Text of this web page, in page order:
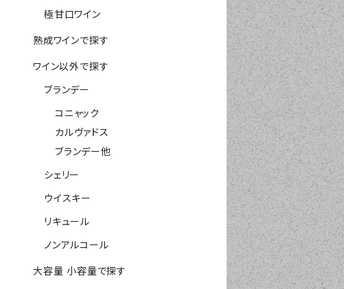
極甘口ワイン
熟成ワインで探す
ワイン以外で探す
ブランデー
コニャック
カルヴァドス
ブランデー他
シェリー
ウイスキー
リキュール
ノンアルコール
大容量 小容量で探す